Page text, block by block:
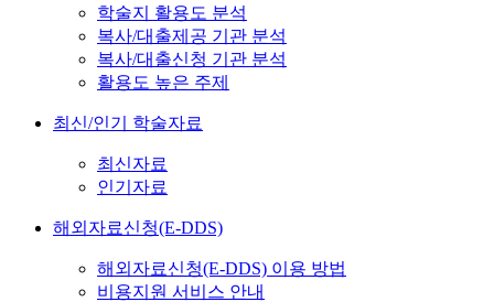
학술지 활용도 분석
복사/대출제공 기관 분석
복사/대출신청 기관 분석
활용도 높은 주제
최신/인기 학술자료
최신자료
인기자료
해외자료신청(E-DDS)
해외자료신청(E-DDS) 이용 방법
비용지원 서비스 안내